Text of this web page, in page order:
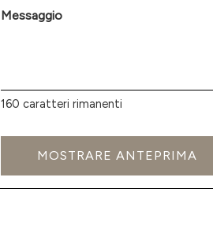
Messaggio
160 caratteri rimanenti
MOSTRARE ANTEPRIMA